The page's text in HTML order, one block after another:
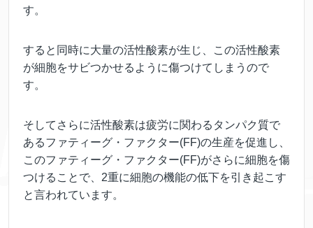
す。
すると同時に大量の活性酸素が生じ、この活性酸素
が細胞をサビつかせるように傷つけてしまうので
す。
そしてさらに活性酸素は疲労に関わるタンパク質で
あるファティーグ・ファクター(FF)の生産を促進し、
このファティーグ・ファクター(FF)がさらに細胞を傷
つけることで、2重に細胞の機能の低下を引き起こす
と言われています。